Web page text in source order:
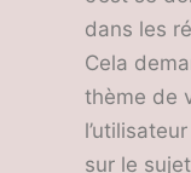
dans les
Cela
thème de
sur le